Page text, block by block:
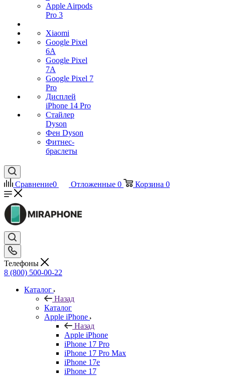
Apple Airpods
Pro 3
Xiaomi
Google Pixel
6A
Google Pixel
7А
Google Pixel 7
Pro
Дисплей
iPhone 14 Pro
Стайлер
Dyson
Фен Dyson
Фитнес-
браслеты
Сравнение0 Отложенные 0 Корзина 0
Телефоны
8 (800) 500-00-22
Каталог
Назад
Каталог
Apple iPhone
Назад
Apple iPhone
iPhone 17 Pro
iPhone 17 Pro Max
iPhone 17e
iPhone 17